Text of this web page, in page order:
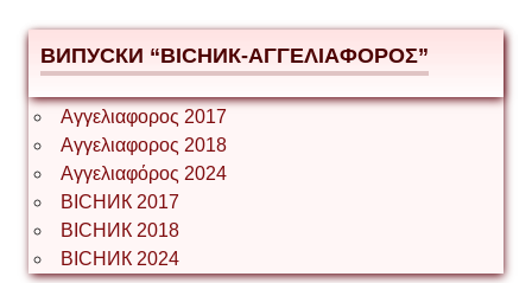
ВИПУСКИ “ВІСНИК-ΑΓΓΕΛΙΑΦΟΡΟΣ”
Αγγελιαφορος 2017
Αγγελιαφορος 2018
Αγγελιαφόρος 2024
ВІСНИК 2017
ВІСНИК 2018
ВІСНИК 2024